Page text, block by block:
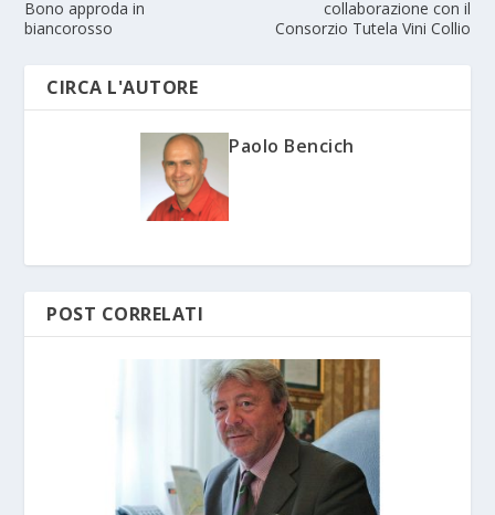
Bono approda in
biancorosso
collaborazione con il
Consorzio Tutela Vini Collio
CIRCA L'AUTORE
Paolo Bencich
POST CORRELATI